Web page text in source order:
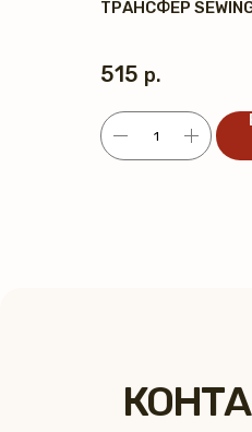
ТРАНСФЕР
515 р.